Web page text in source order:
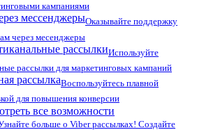
кампаниями
мессенджерыОказывайте поддержку
через месенджеры
рассылкиИспользуйте
рассылки для маркетинговых кампаний
рассылкаВоспользуйтесь плавной
для повышения конверсии
все возможности
больше о Viber рассылках! Создайте